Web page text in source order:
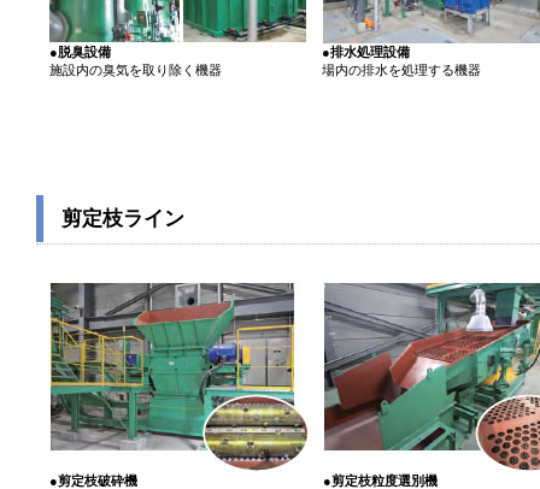
●脱臭設備
施設内の臭気を取り除く機器
●排水処理設備
場内の排水を処理する機器
剪定枝ライン
●剪定枝破砕機
●剪定枝粒度選別機